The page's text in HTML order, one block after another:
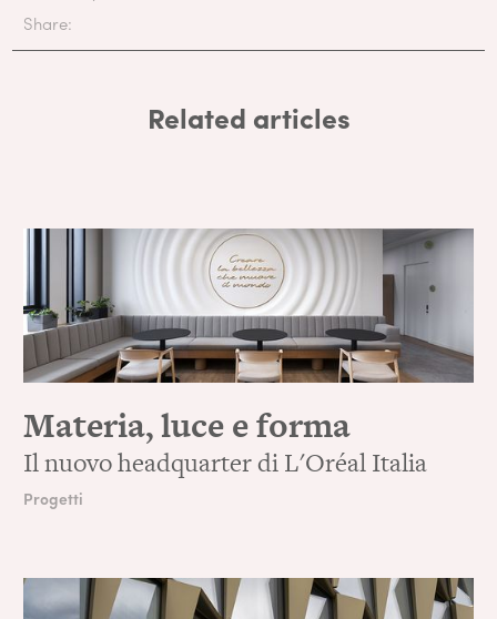
Share:
Related articles
Materia, luce e forma
Il nuovo headquarter di L'Oréal Italia
Progetti